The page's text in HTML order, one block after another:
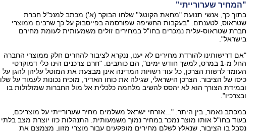
"המחיר שערורייתי"
בתוך כך, אנשי תנועת "מחאת הקוטג"' שלחו הבוקר (א') מכתב למנכ"ל חברת
שטראוס, לטענתם: "בעקבות החשיפה שפורסמה בפייסבוק על כך שרבים ממוצרי
חברת שטראוס-עלית נמכרים בחו"ל במחירים זולים משמעותית לעומת מחירם
בישראל".
"אם דרישותינו להורדת מחירים לא יענו, ננקרא לציבור להחרים חלק ממוצרי החברה
החל מ-1 במרס, למשך חודש ימים", הם כותבים. "חרם צרכנים הינו כלי דמוקרטי
העומד לרשות הצרכן, כל עוד רשויות המדינה אינן מבצעת את המוטל עליהן להגן על
כיסו של הציבור. הצרכן הישראלי, שגילה את כוחו האדיר, מוכיח נכונות לעמוד על שלו
ובמידת הצורך הוא לא יהסס להשיב מלחמה כלכלית אל מול החברות שמזלזלות בו
ובצרכיו".
במכתב נאמר, בין היתר: "...אזרחי ישראל משלמים מחיר שערורייתי על מוצריכם,
בעוד בחו"ל אותו מוצר נמכר במחיר נמוך משמעותית. התנהלות כזו יוצרת מצב בלתי
נסבל בו הציבור, שנאלץ לשלם מחירים מופקעים עבור מוצרי מזון, מצמצם את